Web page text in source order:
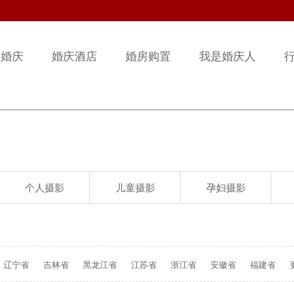
婚庆 婚庆酒店 婚房购置 我是婚庆人
个人摄影 儿童摄影 孕妇摄影
辽宁省 吉林省 黑龙江省 江苏省 浙江省 安徽省 福建省